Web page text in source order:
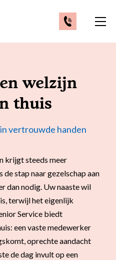
0800 - 1969
nu bellen
verzoek
tussen 9:00 en 17:30 uur
- 1969
welzijn
thuis
vertrouwde handen
krijgt steeds meer
de stap naar gezelschap aan
dan nodig. Uw naaste wil
terwijl het eigenlijk
Service biedt
een vaste medewerker
oprechte aandacht
de dag invult op een